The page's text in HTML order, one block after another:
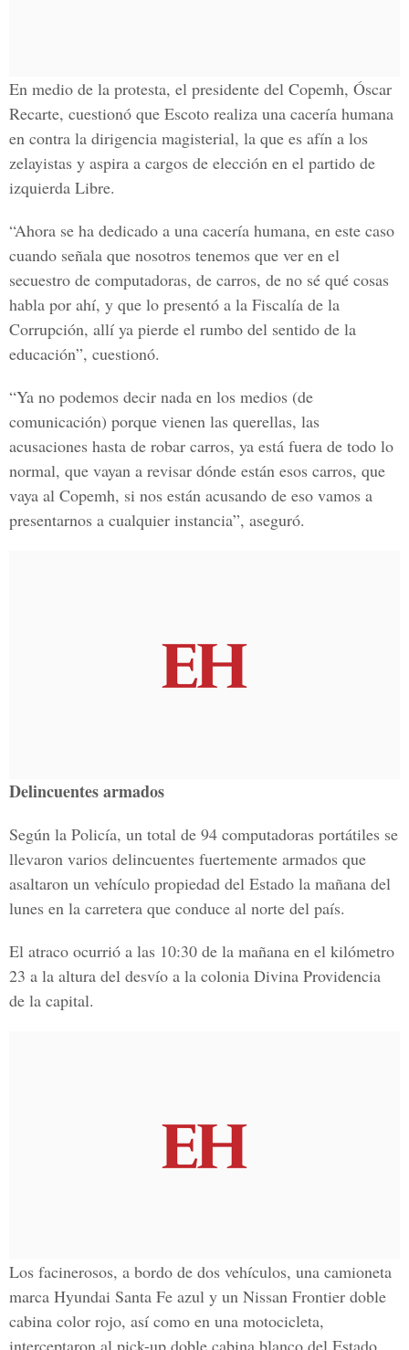
En medio de la protesta, el presidente del Copemh, Óscar
Recarte, cuestionó que Escoto realiza una cacería humana
en contra la dirigencia magisterial, la que es afín a los
zelayistas y aspira a cargos de elección en el partido de
izquierda Libre.
“Ahora se ha dedicado a una cacería humana, en este caso
cuando señala que nosotros tenemos que ver en el
secuestro de computadoras, de carros, de no sé qué cosas
habla por ahí, y que lo presentó a la Fiscalía de la
Corrupción, allí ya pierde el rumbo del sentido de la
educación”, cuestionó.
“Ya no podemos decir nada en los medios (de
comunicación) porque vienen las querellas, las
acusaciones hasta de robar carros, ya está fuera de todo lo
normal, que vayan a revisar dónde están esos carros, que
vaya al Copemh, si nos están acusando de eso vamos a
presentarnos a cualquier instancia”, aseguró.
Delincuentes armados
Según la Policía, un total de 94 computadoras portátiles se
llevaron varios delincuentes fuertemente armados que
asaltaron un vehículo propiedad del Estado la mañana del
lunes en la carretera que conduce al norte del país.
El atraco ocurrió a las 10:30 de la mañana en el kilómetro
23 a la altura del desvío a la colonia Divina Providencia
de la capital.
Los facinerosos, a bordo de dos vehículos, una camioneta
marca Hyundai Santa Fe azul y un Nissan Frontier doble
cabina color rojo, así como en una motocicleta,
interceptaron al pick-up doble cabina blanco del Estado